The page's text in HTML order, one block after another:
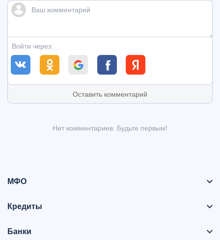
Войти через:
Оставить комментарий
Нет комментариев. Будьте первым!
МФО
Кредиты
Банки